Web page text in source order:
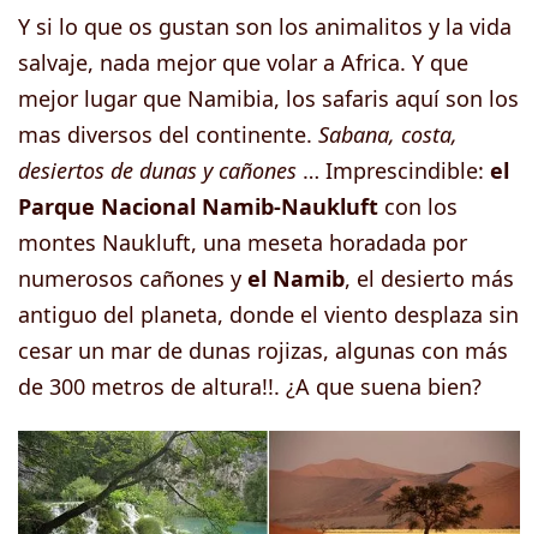
Y si lo que os gustan son los animalitos y la vida
salvaje, nada mejor que volar a Africa. Y que
mejor lugar que Namibia, los safaris aquí son los
mas diversos del continente. Sabana, costa,
desiertos de dunas y cañones … Imprescindible: el
Parque Nacional Namib-Naukluft con los
montes Naukluft, una meseta horadada por
numerosos cañones y el Namib, el desierto más
antiguo del planeta, donde el viento desplaza sin
cesar un mar de dunas rojizas, algunas con más
de 300 metros de altura!!. ¿A que suena bien?